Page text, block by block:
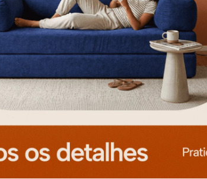
6º
sofá canto
7º
conjuntos
baú
10º prisma